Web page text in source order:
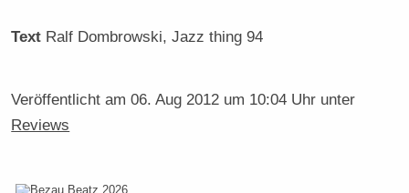
Text Ralf Dombrowski , Jazz thing 94
Veröffentlicht am06. Aug 2012 um 10:04 Uhr unter
Reviews